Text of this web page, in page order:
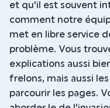
et qu'il est souvent
comment notre
met en libre service
problème. Vous
explications aussi
frelons, mais aussi
parcourir les pages.